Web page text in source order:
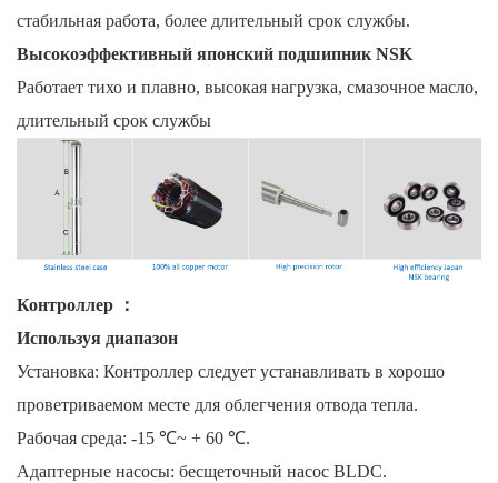
стабильная работа, более длительный срок службы.
Высокоэффективный японский подшипник NSK
Работает тихо и плавно, высокая нагрузка, смазочное масло,
длительный срок службы
Контроллер
：
Используя диапазон
Установка: Контроллер следует устанавливать в хорошо
проветриваемом месте для облегчения отвода тепла.
Рабочая среда: -15 ℃~ + 60 ℃.
Адаптерные насосы: бесщеточный насос BLDC.